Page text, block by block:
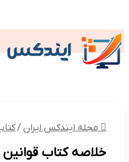
مجله ایندکس ایران /
خلاصه کتاب